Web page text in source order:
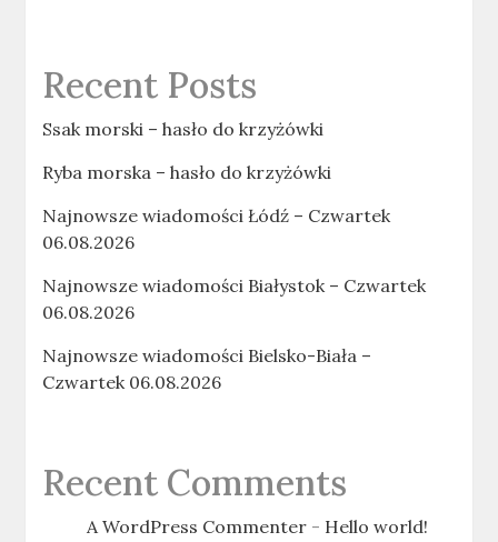
Recent Posts
Ssak morski – hasło do krzyżówki
Ryba morska – hasło do krzyżówki
Najnowsze wiadomości Łódź – Czwartek
06.08.2026
Najnowsze wiadomości Białystok – Czwartek
06.08.2026
Najnowsze wiadomości Bielsko-Biała –
Czwartek 06.08.2026
Recent Comments
A WordPress Commenter - Hello world!